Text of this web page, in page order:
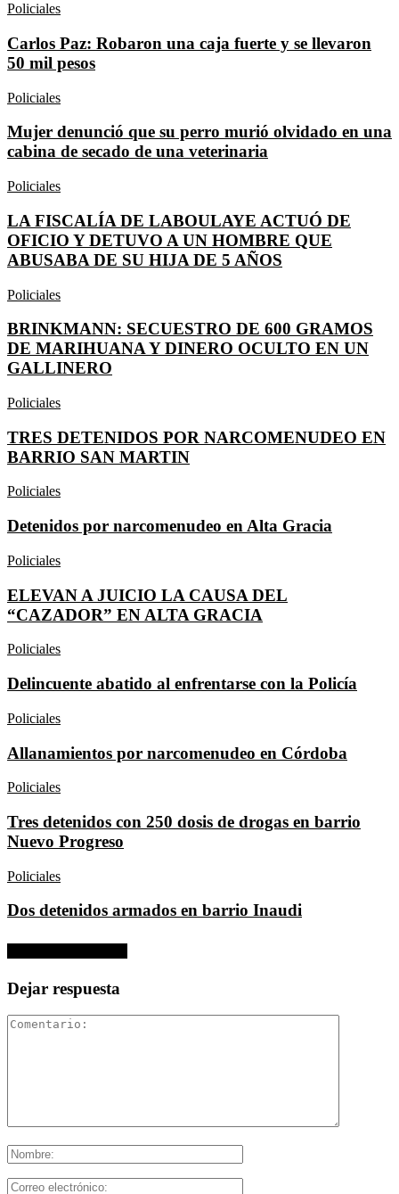
Policiales
Carlos Paz: Robaron una caja fuerte y se llevaron
50 mil pesos
Policiales
Mujer denunció que su perro murió olvidado en una
cabina de secado de una veterinaria
Policiales
LA FISCALÍA DE LABOULAYE ACTUÓ DE
OFICIO Y DETUVO A UN HOMBRE QUE
ABUSABA DE SU HIJA DE 5 AÑOS
Policiales
BRINKMANN: SECUESTRO DE 600 GRAMOS
DE MARIHUANA Y DINERO OCULTO EN UN
GALLINERO
Policiales
TRES DETENIDOS POR NARCOMENUDEO EN
BARRIO SAN MARTIN
Policiales
Detenidos por narcomenudeo en Alta Gracia
Policiales
ELEVAN A JUICIO LA CAUSA DEL
“CAZADOR” EN ALTA GRACIA
Policiales
Delincuente abatido al enfrentarse con la Policía
Policiales
Allanamientos por narcomenudeo en Córdoba
Policiales
Tres detenidos con 250 dosis de drogas en barrio
Nuevo Progreso
Policiales
Dos detenidos armados en barrio Inaudi
Dejar respuesta